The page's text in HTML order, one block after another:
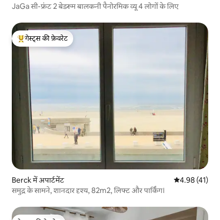
JaGa सी-फ्रंट 2 बेडरूम बालकनी पैनोरमिक व्यू 4 लोगों के लिए
गेस्ट्स का टॉप फ़ेवरेट
गेस्ट्स की फ़ेवरेट
Berck में अपार्टमेंट औसत रेटिंग 5 में
4.98 (41)
समुद्र के सामने, शानदार दृश्य, 82m2, लिफ्ट और पार्किंग।